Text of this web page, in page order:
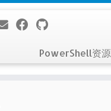
PowerShell资源